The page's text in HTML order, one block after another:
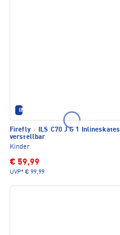
IM SET ERHÄLTLICH
Firefly · ILS C70 J G 1 Inlineskates
verstellbar
Kinder
€ 59,99
UVP* € 99,99